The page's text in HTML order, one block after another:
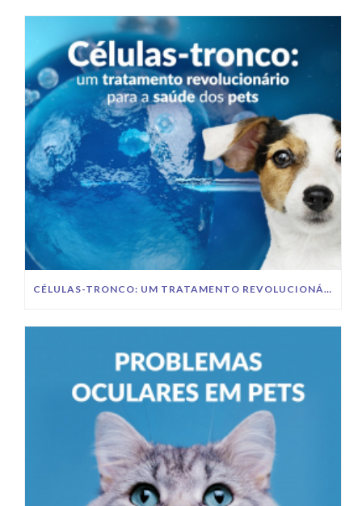
CÉLULAS-TRONCO: UM TRATAMENTO REVOLUCIONÁRIO PARA A SAÚDE DOS PETS